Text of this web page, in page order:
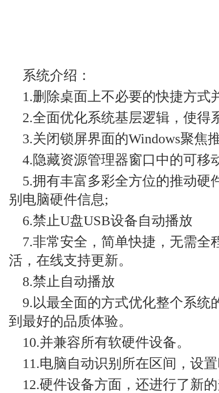
系统介绍：
1.删除桌面上不必要的快捷方式
2.全面优化系统基层逻辑，使得
3.关闭锁屏界面的Windows聚焦
4.隐藏资源管理器窗口中的可移
5.拥有丰富多彩全方位的推动硬
别电脑硬件信息;
6.禁止U盘USB设备自动播放
7.非常安全，简单快捷，无需全
活，在线支持更新。
8.禁止自动播放
9.以最全面的方式优化整个系统
到最好的品质体验。
10.并兼容所有软硬件设备。
11.电脑自动识别所在区间，设
12.硬件设备方面，还进行了新